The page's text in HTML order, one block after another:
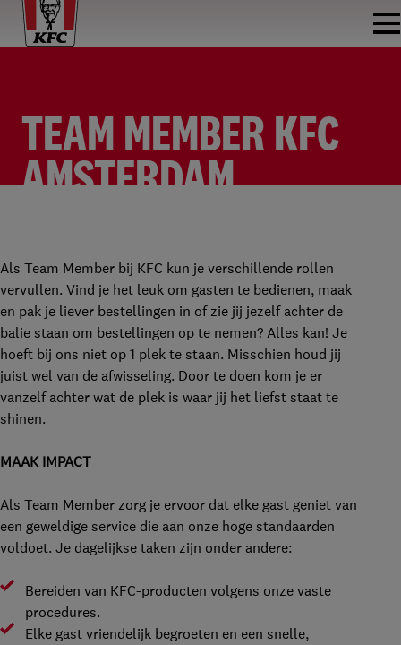
TEAM MEMBER KFC
AMSTERDAM
Als Team Member bij KFC kun je verschillende rollen
vervullen. Vind je het leuk om gasten te bedienen, maak
en pak je liever bestellingen in of zie jij jezelf achter de
balie staan om bestellingen op te nemen? Alles kan! Je
hoeft bij ons niet op 1 plek te staan. Misschien houd jij
juist wel van de afwisseling. Door te doen kom je er
vanzelf achter wat de plek is waar jij het liefst staat te
shinen.
MAAK IMPACT
Als Team Member zorg je ervoor dat elke gast geniet van
een geweldige service die aan onze hoge standaarden
voldoet. Je dagelijkse taken zijn onder andere:
Bereiden van KFC-producten volgens onze vaste
procedures.
Elke gast vriendelijk begroeten en een snelle,